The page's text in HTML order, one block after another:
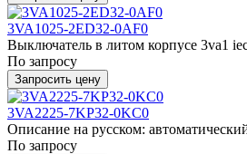
3VA1025-2ED32-0AF0
Выключатель в литом корпусе 3va1
По запросу
Запросить цену
3VA2225-7KP32-0KC0
Описание на русском:
По запросу